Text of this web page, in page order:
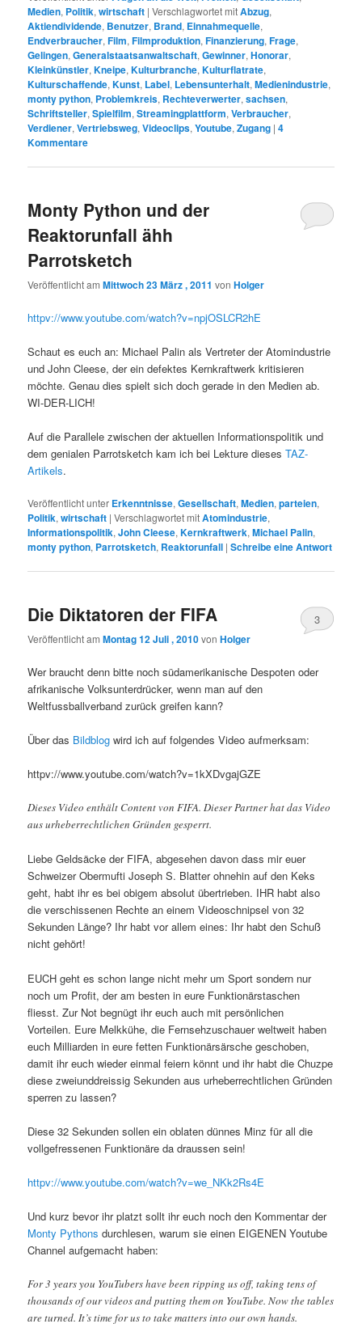
Medien, Politik,wirtschaft |Verschlagwortet mitAbzug,
Aktiendividende, Benutzer, Brand, Einnahmequelle,
Endverbraucher,Film,Filmproduktion,Finanzierung,Frage,
Gelingen,Generalstaatsanwaltschaft,Gewinner,Honorar,
Kleinkünstler,Kneipe,Kulturbranche,Kulturflatrate,
Kulturschaffende,Kunst, Label, Lebensunterhalt,Medienindustrie,
monty python, Problemkreis, Rechteverwerter,sachsen,
Schriftsteller,Spielfilm,Streamingplattform,Verbraucher,
Verdiener,Vertriebsweg,Videoclips,Youtube,Zugang |4
Kommentare
Monty Python und der
Reaktorunfall ähh
Parrotsketch
Veröffentlicht amMittwoch 23 März , 2011 vonHolger
httpv://www.youtube.com/watch?v=npjOSLCR2hE
Schaut es euch an: Michael Palin als Vertreter der Atomindustrie
und John Cleese, der ein defektes Kernkraftwerk kritisieren
möchte. Genau dies spielt sich doch gerade in den Medien ab.
WI-DER-LICH!
Auf die Parallele zwischen der aktuellen Informationspolitik und
dem genialen Parrotsketch kam ich bei Lekture diesesTAZ-
Artikels.
Veröffentlicht unter Erkenntnisse,Gesellschaft,Medien,parteien,
Politik,wirtschaft |Verschlagwortet mitAtomindustrie,
Informationspolitik,John Cleese,Kernkraftwerk,Michael Palin,
monty python, Parrotsketch, Reaktorunfall |Schreibe eine Antwort
Die Diktatoren der FIFA
Veröffentlicht amMontag 12 Juli , 2010vonHolger
3
Wer braucht denn bitte noch südamerikanische Despoten oder
afrikanische Volksunterdrücker, wenn man auf den
Weltfussballverband zurück greifen kann?
Über das Bildblogwird ich auf folgendes Video aufmerksam:
httpv://www.youtube.com/watch?v=1kXDvgajGZE
Dieses Video enthält Content von FIFA. Dieser Partner hat das Video
aus urheberrechtlichen Gründen gesperrt.
Liebe Geldsäcke der FIFA, abgesehen davon dass mir euer
Schweizer Obermufti Joseph S. Blatter ohnehin auf den Keks
geht, habt ihr es bei obigem absolut übertrieben. IHR habt also
die verschissenen Rechte an einem Videoschnipsel von 32
Sekunden Länge? Ihr habt vor allem eines: Ihr habt den Schuß
nicht gehört!
EUCH geht es schon lange nicht mehr um Sport sondern nur
noch um Profit, der am besten in eure Funktionärstaschen
fliesst. Zur Not begnügt ihr euch auch mit persönlichen
Vorteilen. Eure Melkkühe, die Fernsehzuschauer weltweit haben
euch Milliarden in eure fetten Funktionärsärsche geschoben,
damit ihr euch wieder einmal feiern könnt und ihr habt die Chuzpe
diese zweiunddreissig Sekunden aus urheberrechtlichen Gründen
sperren zu lassen?
Diese 32 Sekunden sollen ein oblaten dünnes Minz für all die
vollgefressenen Funktionäre da draussen sein!
httpv://www.youtube.com/watch?v=we_NKk2Rs4E
Und kurz bevor ihr platzt sollt ihr euch noch den Kommentar der
Monty Pythons durchlesen, warum sie einen EIGENEN Youtube
Channel aufgemacht haben:
For 3 years you YouTubers have been ripping us off, taking tens of
thousands of our videos and putting them on YouTube. Now the tables
are turned. It’s time for us to take matters into our own hands.